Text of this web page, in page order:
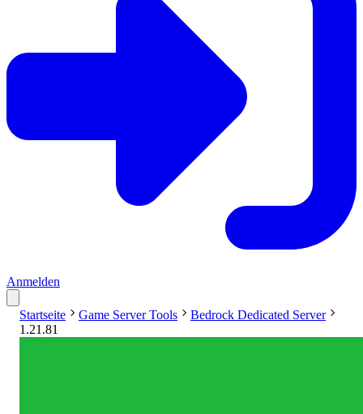
Anmelden
Startseite Game Server Tools
Bedrock Dedicated Server
1.21.81